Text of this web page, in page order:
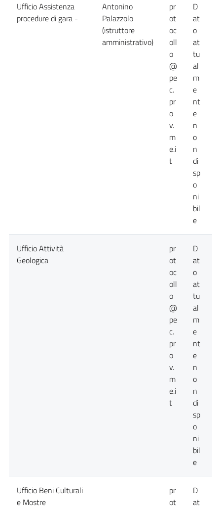
Ufficio Assistenza
procedure di gara -
Antonino
Palazzolo
(istruttore
amministrativo)
pr
ot
oc
oll
o
@
pe
c.
pr
o
v.
m
e.i
t
D
at
o
at
tu
al
m
e
nt
e
n
o
n
di
sp
o
ni
bil
e
Ufficio Attività
Geologica
pr
ot
oc
oll
o
@
pe
c.
pr
o
v.
m
e.i
t
D
at
o
at
tu
al
m
e
nt
e
n
o
n
di
sp
o
ni
bil
e
Ufficio Beni Culturali
e Mostre
pr
ot
D
at